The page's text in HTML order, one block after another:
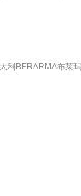
利BERARMA布莱